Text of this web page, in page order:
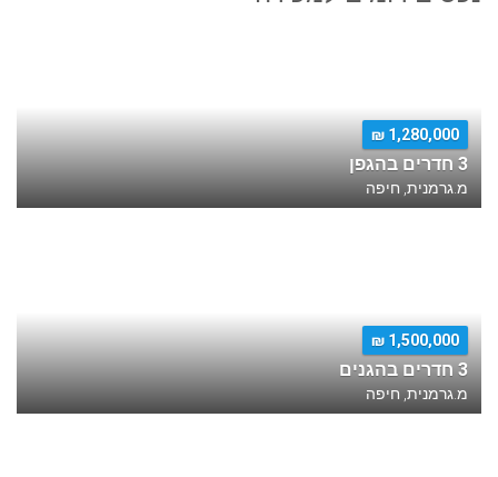
1,280,000 ₪
3 חדרים בהגפן
מ.גרמנית, חיפה
1,500,000 ₪
3 חדרים בהגנים
מ.גרמנית, חיפה